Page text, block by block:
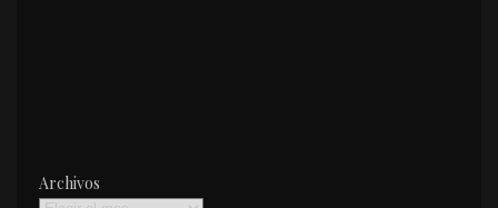
Archivos